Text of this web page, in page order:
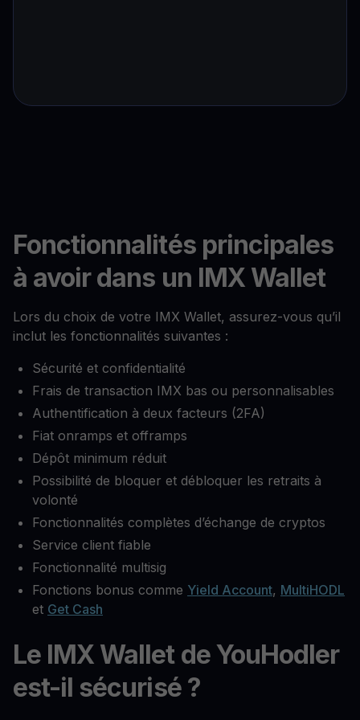
Fonctionnalités principales
à avoir dans un IMX Wallet
Lors du choix de votre IMX Wallet, assurez-vous qu’il
inclut les fonctionnalités suivantes :
Sécurité et confidentialité
Frais de transaction IMX bas ou personnalisables
Authentification à deux facteurs (2FA)
Fiat onramps et offramps
Dépôt minimum réduit
Possibilité de bloquer et débloquer les retraits à
volonté
Fonctionnalités complètes d’échange de cryptos
Service client fiable
Fonctionnalité multisig
Fonctions bonus comme Yield Account, MultiHODL
et Get Cash
Le IMX Wallet de YouHodler
est-il sécurisé ?